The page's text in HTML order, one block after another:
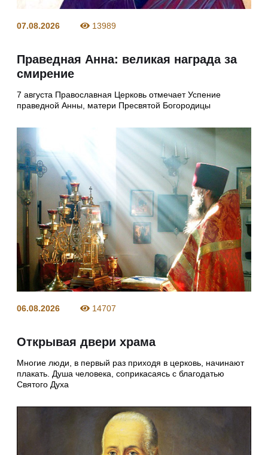
07.08.2026 13989
Праведная Анна: великая награда за
смирение
7 августа Православная Церковь отмечает Успение
праведной Анны, матери Пресвятой Богородицы
06.08.2026 14707
Открывая двери храма
Многие люди, в первый раз приходя в церковь, начинают
плакать. Душа человека, соприкасаясь с благодатью
Святого Духа